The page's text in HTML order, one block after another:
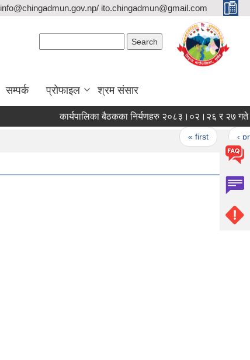
info@chingadmun.gov.np/ ito.chingadmun@gmail.com
सम्पर्क प्रोफाइल श्रम संसार
कार्यपालिका बैठकका निर्यणहरु २०८३।०२।२६ र २७ गते ।
‹